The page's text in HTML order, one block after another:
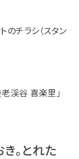
チラシ（スタン
渓谷 喜楽里」
。とれた